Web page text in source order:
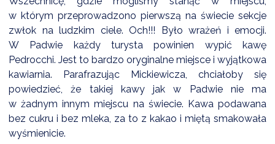
w którym przeprowadzono pierwszą na świecie sekcje
zwłok na ludzkim ciele. Och!!! Było wrażeń i emocji.
W Padwie każdy turysta powinien wypić kawę
Pedrocchi. Jest to bardzo oryginalne miejsce i wyjątkowa
kawiarnia. Parafrazując Mickiewicza, chciałoby się
powiedzieć, że takiej kawy jak w Padwie nie ma
w żadnym innym miejscu na świecie. Kawa podawana
bez cukru i bez mleka, za to z kakao i miętą smakowała
wyśmienicie.